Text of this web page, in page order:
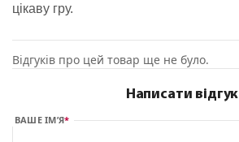
цікаву гру.
Відгуків про цей товар ще не було.
Написати відгук
ВАШЕ ІМ’Я